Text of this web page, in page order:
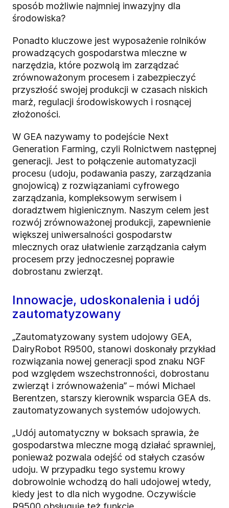
sposób możliwie najmniej inwazyjny dla
środowiska?
Ponadto kluczowe jest wyposażenie rolników
prowadzących gospodarstwa mleczne w
narzędzia, które pozwolą im zarządzać
zrównoważonym procesem i zabezpieczyć
przyszłość swojej produkcji w czasach niskich
marż, regulacji środowiskowych i rosnącej
złożoności.
W GEA nazywamy to podejście Next
Generation Farming, czyli Rolnictwem następnej
generacji. Jest to połączenie automatyzacji
procesu (udoju, podawania paszy, zarządzania
gnojowicą) z rozwiązaniami cyfrowego
zarządzania, kompleksowym serwisem i
doradztwem higienicznym. Naszym celem jest
rozwój zrównoważonej produkcji, zapewnienie
większej uniwersalności gospodarstw
mlecznych oraz ułatwienie zarządzania całym
procesem przy jednoczesnej poprawie
dobrostanu zwierząt.
Innowacje, udoskonalenia i udój
zautomatyzowany
„Zautomatyzowany system udojowy GEA,
DairyRobot R9500, stanowi doskonały przykład
rozwiązania nowej generacji spod znaku NGF
pod względem wszechstronności, dobrostanu
zwierząt i zrównoważenia” – mówi Michael
Berentzen, starszy kierownik wsparcia GEA ds.
zautomatyzowanych systemów udojowych.
„Udój automatyczny w boksach sprawia, że
gospodarstwa mleczne mogą działać sprawniej,
ponieważ pozwala odejść od stałych czasów
udoju. W przypadku tego systemu krowy
dobrowolnie wchodzą do hali udojowej wtedy,
kiedy jest to dla nich wygodne. Oczywiście